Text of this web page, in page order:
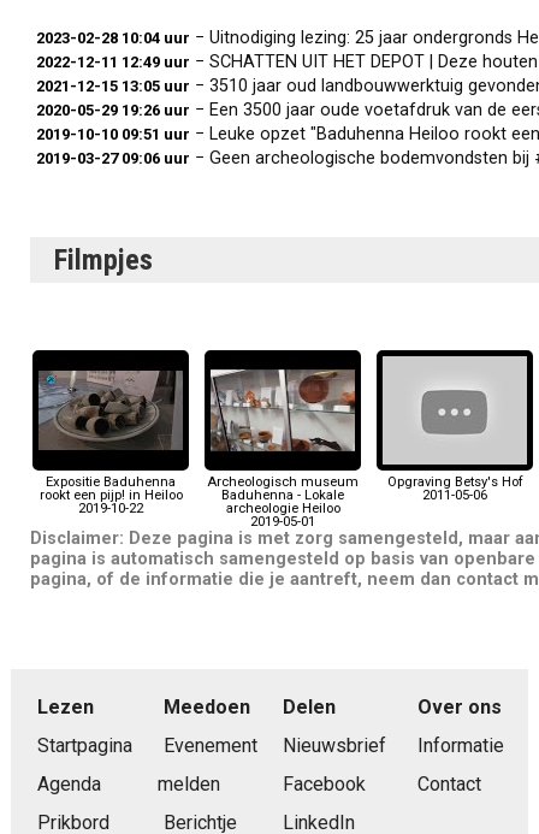
2023-02-28 10:04 uur − Uitnodiging lezing: 25 jaar ondergronds
2022-12-11 12:49 uur − SCHATTEN UIT HET DEPOT | Deze houten bal
2021-12-15 13:05 uur − 3510 jaar oud landbouwwerktuig
2020-05-29 19:26 uur − Een 3500 jaar oude voetafdruk van de eerste
2019-10-10 09:51 uur − Leuke opzet "Baduhenna Heiloo rookt
2019-03-27 09:06 uur − Geen archeologische bodemvondsten
Filmpjes
Expositie Baduhenna
rookt een pijp! in Heiloo
2019-10-22
Archeologisch museum
Baduhenna - Lokale
archeologie Heiloo
2019-05-01
Opgraving Betsy's Hof
2011-05-06
Disclaimer: Deze pagina is met zorg samengesteld, maar
pagina is automatisch samengesteld op basis van
pagina, of de informatie die je aantreft, neem dan contact
Lezen
Startpagina
Agenda
Prikbord
Meedoen
Evenement
melden
Berichtje
Delen
Nieuwsbrief
Facebook
LinkedIn
Over ons
Informatie
Contact